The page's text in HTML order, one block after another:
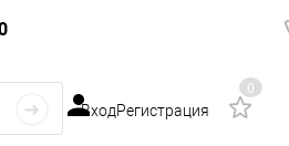
ВходРегистрация
0